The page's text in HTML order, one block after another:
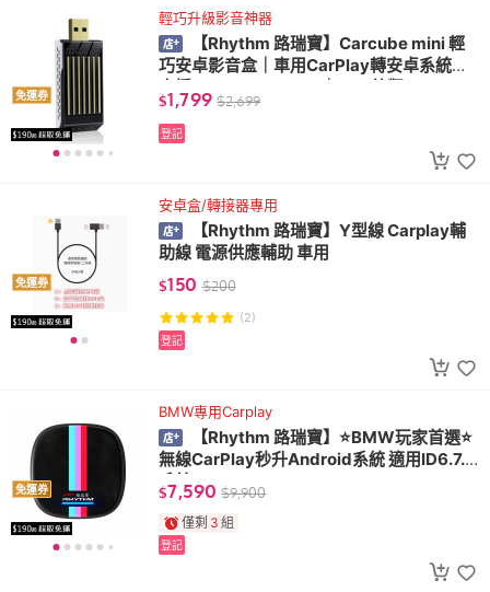
免運券
輕巧升級影音神器
【Rhythm 路瑞寶】Carcube mini 輕
巧安卓影音盒｜車用CarPlay轉安卓系統｜
$1,799 $2,699
登記
免運券
安卓盒/轉接器專用
【Rhythm 路瑞寶】Y型線 Carplay輔
助線 電源供應輔助 車用
$150 $200
(2)
登記
免運券
BMW專用Carplay
【Rhythm 路瑞寶】⭐️BMW玩家首選⭐️
無線CarPlay秒升Android系統 適用ID6.7.8
系統
$7,590 $9,900
僅剩 3 組
登記